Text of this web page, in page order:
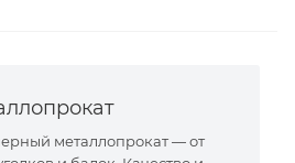
металлопрокат — от